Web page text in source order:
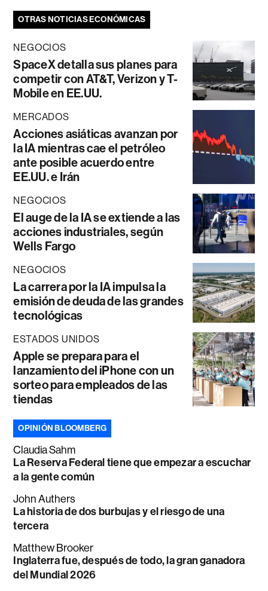
OTRAS NOTICIAS ECONÓMICAS
NEGOCIOS
SpaceX detalla sus planes para
competir con AT&T, Verizon y T-
Mobile en EE.UU.
MERCADOS
Acciones asiáticas avanzan por
la IA mientras cae el petróleo
ante posible acuerdo entre
EE.UU. e Irán
NEGOCIOS
El auge de la IA se extiende a las
acciones industriales, según
Wells Fargo
NEGOCIOS
La carrera por la IA impulsa la
emisión de deuda de las grandes
tecnológicas
ESTADOS UNIDOS
Apple se prepara para el
lanzamiento del iPhone con un
sorteo para empleados de las
tiendas
OPINIÓN BLOOMBERG
Claudia Sahm
La Reserva Federal tiene que empezar a escuchar
a la gente común
John Authers
La historia de dos burbujas y el riesgo de una
tercera
Matthew Brooker
Inglaterra fue, después de todo, la gran ganadora
del Mundial 2026